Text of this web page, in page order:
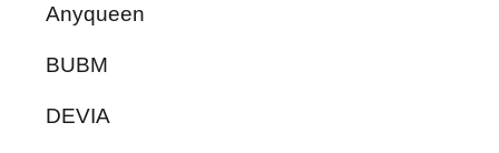
Anyqueen
BUBM
DEVIA